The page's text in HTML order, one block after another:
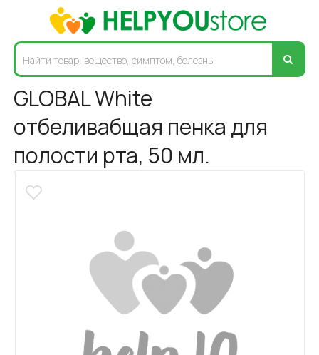
GLOBAL White
отбеливабщая пенка для
полости рта, 50 мл.